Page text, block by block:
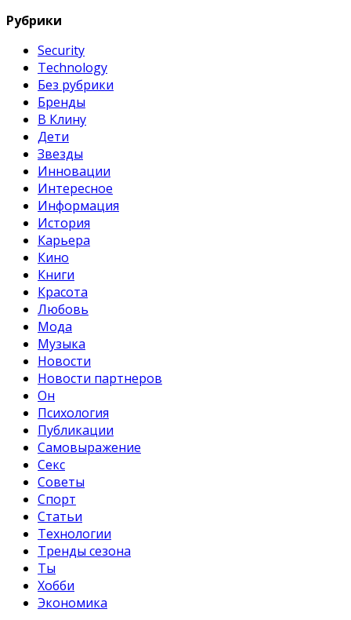
Рубрики
Security
Technology
Без рубрики
Бренды
В Клину
Дети
Звезды
Инновации
Интересное
Информация
История
Карьера
Кино
Книги
Красота
Любовь
Мода
Музыка
Новости
Новости партнеров
Он
Психология
Публикации
Самовыражение
Секс
Советы
Спорт
Статьи
Технологии
Тренды сезона
Ты
Хобби
Экономика